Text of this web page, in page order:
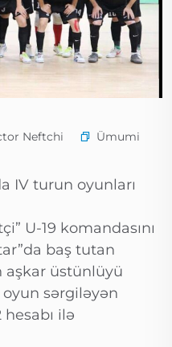
Neftchi
Ümumi
IV turun oyunları
U-19 komandasını
baş tutan
aşkar üstünlüyü
oyun sərgiləyən
ilə